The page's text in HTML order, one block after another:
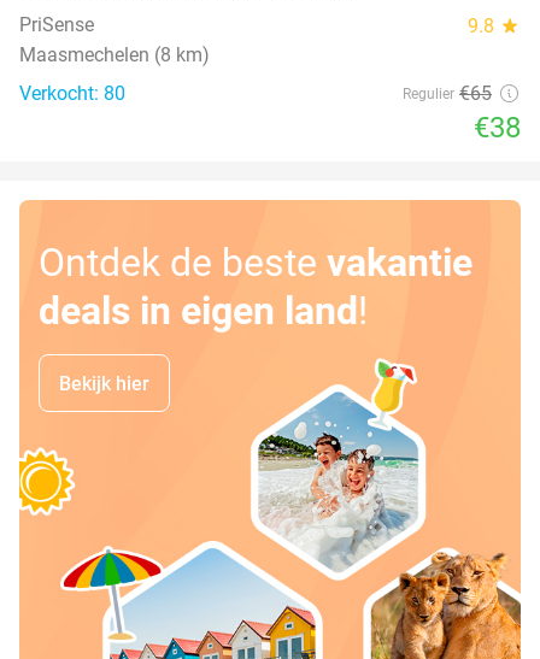
PriSense 9.8 star
Maasmechelen (8 km)
Verkocht: 80
Regulier €65
€38
Ontdek de beste vakantie
deals in eigen land!
Bekijk hier